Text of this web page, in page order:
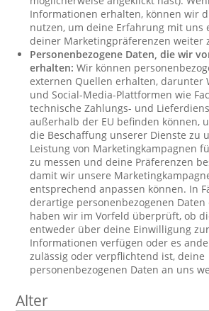
Informationen erhalten, können wir
nutzen, um deine Erfahrung mit uns
deiner Marketingpräferenzen weiter
Personenbezogene Daten, die wir
erhalten: Wir können
externen Quellen erhalten, darunter
und Social-Media-Plattformen wie
technische Zahlungs- und
außerhalb der EU befinden können,
die Beschaffung unserer Dienste zu
Leistung von Marketingkampagnen
zu messen und deine Präferenzen
damit wir unsere
entsprechend anpassen können. In
derartige personenbezogenen
haben wir im Vorfeld überprüft, ob
entweder über deine Einwilligung
Informationen verfügen oder es
zulässig oder verpflichtend ist, deine
personenbezogenen Daten an uns
Alter